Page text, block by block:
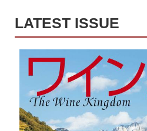
LATEST ISSUE